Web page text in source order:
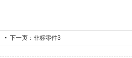
下一页： 非标零件3